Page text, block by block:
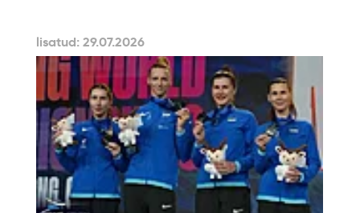
lisatud: 29.07.2026